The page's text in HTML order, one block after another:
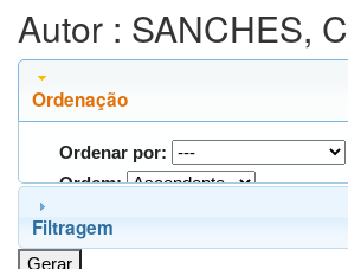
Autor : SANCHES,
Ordenação
Ordenar por:
Ordem:
Filtragem